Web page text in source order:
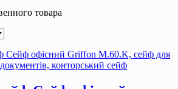
товара